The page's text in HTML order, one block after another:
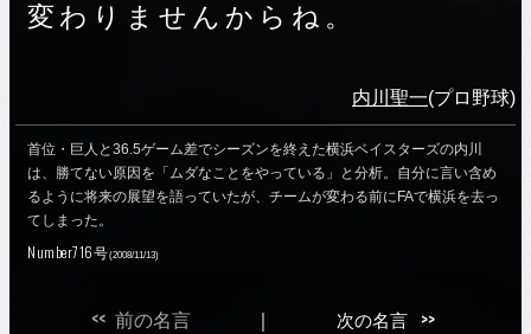
変わりませんからね。
内川聖一(プロ野球)
首位・巨人と36.5ゲーム差でシーズンを終えた横浜ベイスターズの内川
は、勝てない原因を「ムダなことをやっている」と分析。自分に言い含め
るように将来の展望を語っていたが、チームが変わる前にFAで横浜を去っ
てしまった。
Number716号(2008/11/13)
<< 前の名言 次の名言 >>